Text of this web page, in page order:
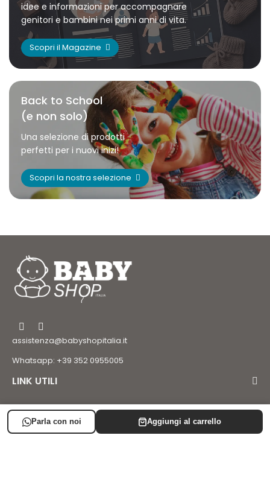
idee e informazioni per accompagnare
genitori e bambini nei primi anni di vita.
Scopri il Magazine
Back to School
(e non solo)
Una selezione di prodotti
perfetti per i nuovi inizi!
Scopri la nostra selezione
assistenza@babyshopitalia.it
Whatsapp: +39 352 0955005
LINK UTILI
LISTA NASCITA